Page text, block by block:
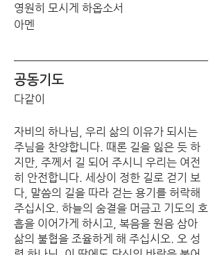
영원히 모시게 하옵소서
아멘
공동기도
다같이
자비의 하나님, 우리 삶의 이유가 되시는
주님을 찬양합니다. 때론 길을 잃은 듯 하
지만, 주께서 길 되어 주시니 우리는 여전
히 안전합니다. 세상이 정한 길로 걷기 보
다, 말씀의 길을 따라 걷는 용기를 허락해
주십시오. 하늘의 숨결을 머금고 기도의 호
흡을 이어가게 하시고, 복음을 원음 삼아
삶의 불협을 조율하게 해 주십시오. 오 성